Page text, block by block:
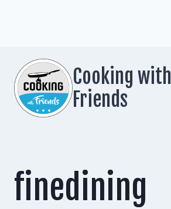
Cooking with
Friends
finedining